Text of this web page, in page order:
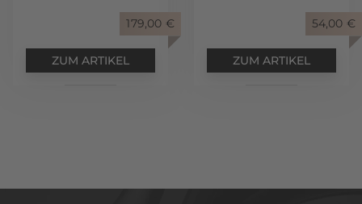
179,00 €
ZUM ARTIKEL
54,00 €
ZUM ARTIKEL